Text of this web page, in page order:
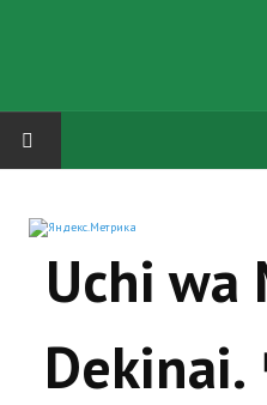
ГРУППА "КАРЛ ВЕЛИКИЙ"
Русская биржа
Uchi wa
Dekinai.